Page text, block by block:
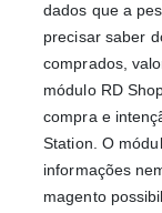
dados que a
precisar saber
comprados,
módulo RD
compra e
Station. O
informações
magento